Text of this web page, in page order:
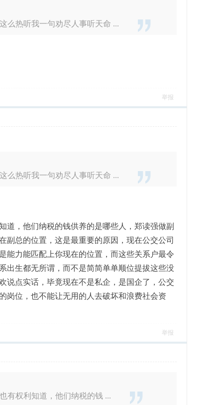
么热听我一句劝尽人事听天命 ...
举报
么热听我一句劝尽人事听天命 ...
道，他们纳税的钱供养的是哪些人，郑读强做副
副总的位置，这是最重要的原因，现在公交公司
能力能匹配上你现在的位置，而这些关系户最令
出生都无所谓，而不是简简单单顺位提拔这些没
说点实话，毕竟现在不是私企，是国企了，公交
岗位，也不能让无用的人去破坏和浪费社会资
举报
有权利知道，他们纳税的钱 ...